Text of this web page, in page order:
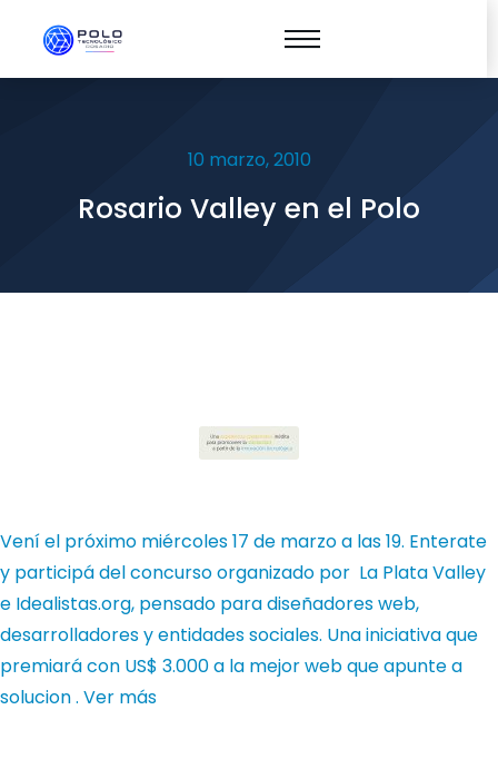
10 marzo, 2010
Rosario Valley en el Polo
Vení el próximo miércoles 17 de marzo a las 19. Enterate
y participá del concurso organizado por La Plata Valley
e Idealistas.org, pensado para diseñadores web,
desarrolladores y entidades sociales. Una iniciativa que
premiará con US$ 3.000 a la mejor web que apunte a
solucion . Ver más